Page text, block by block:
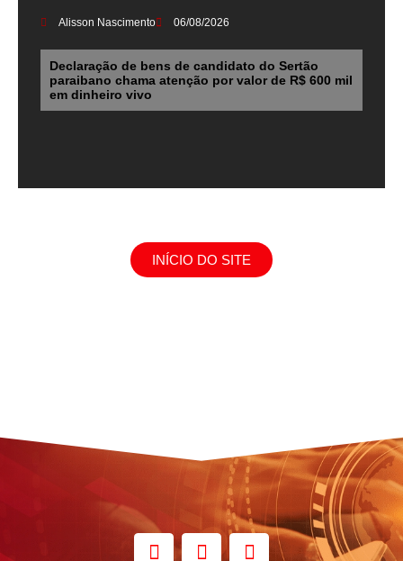
Alisson Nascimento 06/08/2026
Declaração de bens de candidato do Sertão
paraibano chama atenção por valor de R$ 600 mil
em dinheiro vivo
INÍCIO DO SITE